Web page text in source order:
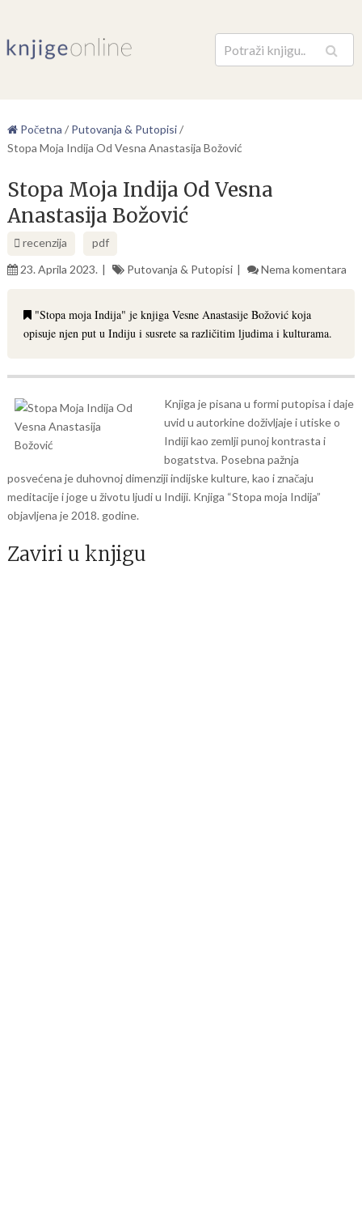
Pretraga
Početna / Putovanja & Putopisi/
Stopa Moja Indija Od Vesna Anastasija Božović
Stopa Moja Indija Od Vesna
Anastasija Božović
recenzija
pdf
23. Aprila 2023.
Putovanja & Putopisi Nema komentara
"Stopa moja Indija" je knjiga Vesne Anastasije Božović koja
opisuje njen put u Indiju i susrete sa različitim ljudima i kulturama.
Knjiga je pisana u formi putopisa i daje
uvid u autorkine doživljaje i utiske o
Indiji kao zemlji punoj kontrasta i
bogatstva. Posebna pažnja
posvećena je duhovnoj dimenziji indijske kulture, kao i značaju
meditacije i joge u životu ljudi u Indiji. Knjiga “Stopa moja Indija”
objavljena je 2018. godine.
Zaviri u knjigu